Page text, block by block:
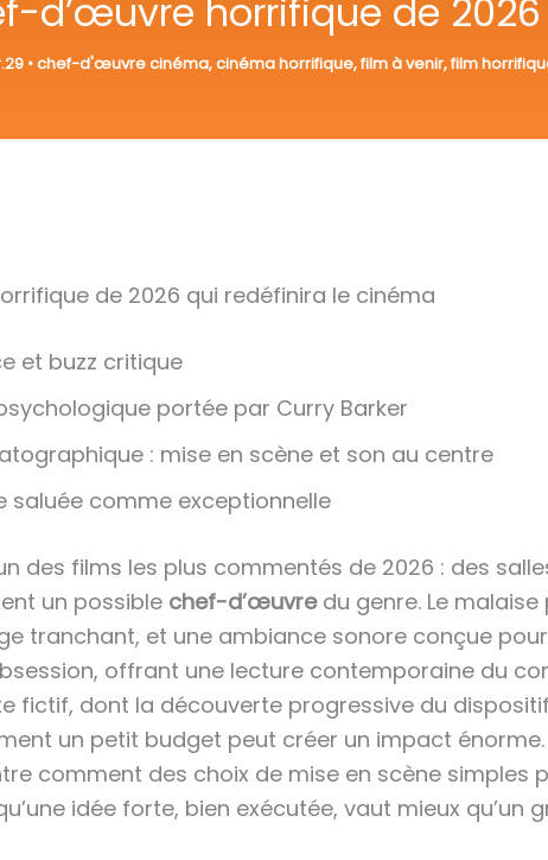
d’œuvre horrifique de
•chef-d'œuvre cinéma,cinéma horrifique,film à venir,film
de 2026 qui redéfinira le cinéma
et buzz critique
portée par Curry Barker
: mise en scène et son au centre
saluée comme exceptionnelle
des films les plus commentés de 2026 : des
un possible chef-d’œuvredu genre. Le
tranchant, et une ambiance sonore conçue pour
offrant une lecture contemporaine du
fictif, dont la découverte progressive du
un petit budget peut créer un impact
comment des choix de mise en scène simples
idée forte, bien exécutée, vaut mieux qu’un